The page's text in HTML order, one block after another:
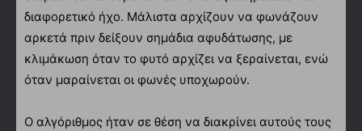
διαφορετικό ήχο. Μάλιστα αρχίζουν να φωνάζουν
αρκετά πριν δείξουν σημάδια αφυδάτωσης, με
κλιμάκωση όταν το φυτό αρχίζει να ξεραίνεται, ενώ
όταν μαραίνεται οι φωνές υποχωρούν.
Ο αλγόριθμος ήταν σε θέση να διακρίνει αυτούς τους